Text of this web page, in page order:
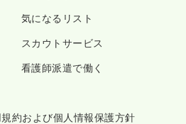
気になるリスト
スカウトサービス
看護師派遣で働く
約および個人情報保護方針